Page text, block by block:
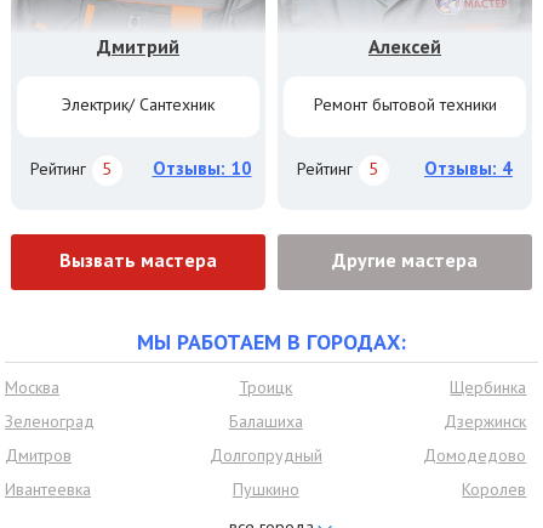
Дмитрий
Электрик/ Сантехник
Рейтинг 5 Отзывы: 10
Алексей
Ремонт бытовой техники
Рейтинг 5 Отзывы: 4
Вызвать мастера Другие мастера
МЫ РАБОТАЕМ В ГОРОДАХ:
Москва Троицк
Щербинка
Зеленоград
Балашиха
Дзержинск
Дмитров
Долгопрудный
Домодедово
Ивантеевка
Пушкино
Королев
Нахабино